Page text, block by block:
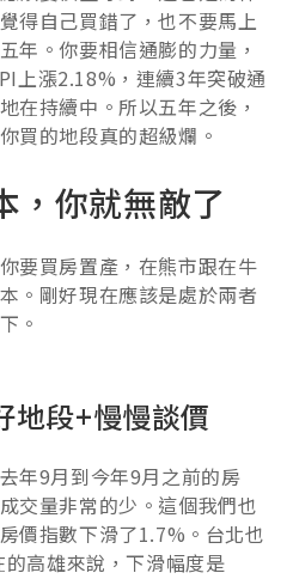
得自己買錯了，也不要馬上
年。你要相信通膨的力量，
上漲2.18%，連續3年突破通
在持續中。所以五年之後，
買的地段真的超級爛。
，你就無敵了
要買房置產，在熊市跟在牛
。剛好現在應該是處於兩者
。
地段+慢慢談價
年9月到今年9月之前的房
交量非常的少。這個我們也
價指數下滑了1.7%。台北也
高雄來說，下滑幅度是